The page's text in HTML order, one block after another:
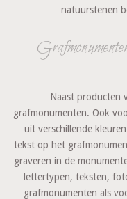
natuurstenen
​Naast producten
grafmonumenten. Ook
uit verschillende
tekst op het
graveren in de
lettertypen, teksten,
grafmonumenten als